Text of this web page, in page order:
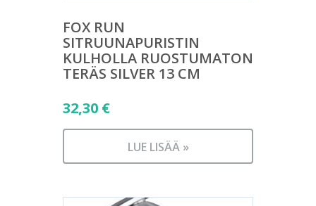
FOX RUN
SITRUUNAPURISTIN
KULHOLLA RUOSTUMATON
TERÄS SILVER 13 CM
32,30 €
LUE LISÄÄ »